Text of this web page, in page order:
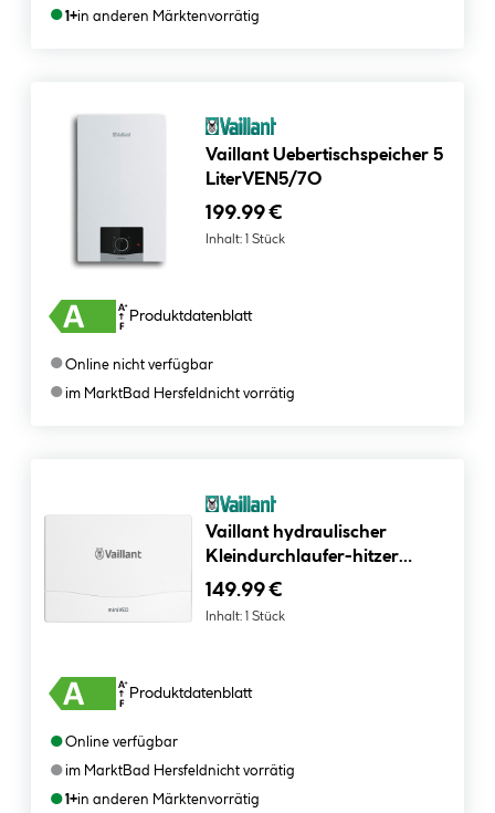
●1+in anderen Märktenvorrätig
Vaillant Uebertischspeicher 5
LiterVEN5/7O
199.99 €
Inhalt: 1 Stück
Produktdatenblatt
●Online nicht verfügbar
●im MarktBad Hersfeldnicht vorrätig
Vaillant hydraulischer
Kleindurchlaufer-hitzer
MINIVEDH3/3N 3,5 kW
149.99 €
Inhalt: 1 Stück
Produktdatenblatt
●Online verfügbar
●im MarktBad Hersfeldnicht vorrätig
●1+in anderen Märktenvorrätig